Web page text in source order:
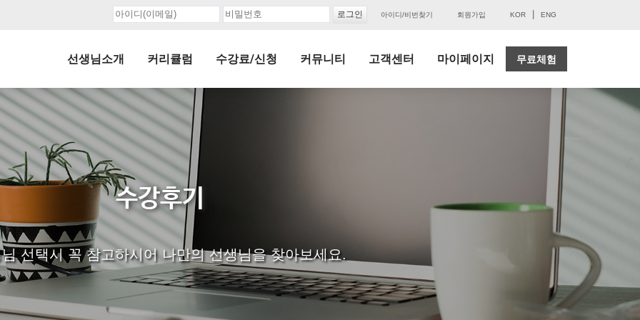
아이디/비번찾기 회원가입 KOR ENG
선생님소개 커리큘럼 수강료/신청 커뮤니티 고객센터 마이페이지 무료체험
수강후기
선택시 꼭 참고하시어 나만의 선생님을 찾아보세요.